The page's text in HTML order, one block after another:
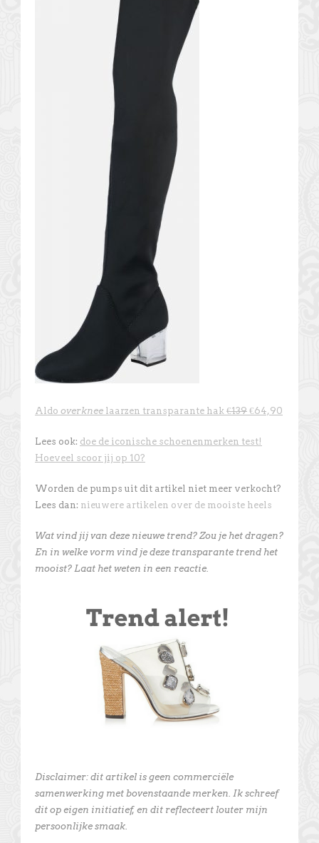
Aldo overknee laarzen transparante hak €139 €64,90
Lees ook: doe de iconische schoenenmerken test!
Hoeveel scoor jij op 10?
Worden de pumps uit dit artikel niet meer verkocht?
Lees dan: nieuwere artikelen over de mooiste heels
Wat vind jij van deze nieuwe trend? Zou je het dragen?
En in welke vorm vind je deze transparante trend het
mooist? Laat het weten in een reactie.
Disclaimer: dit artikel is geen commerciële
samenwerking met bovenstaande merken. Ik schreef
dit op eigen initiatief, en dit reflecteert louter mijn
persoonlijke smaak.